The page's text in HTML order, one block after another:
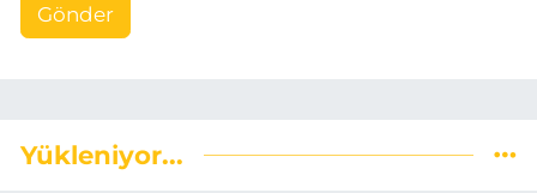
Gönder
Yükleniyor...